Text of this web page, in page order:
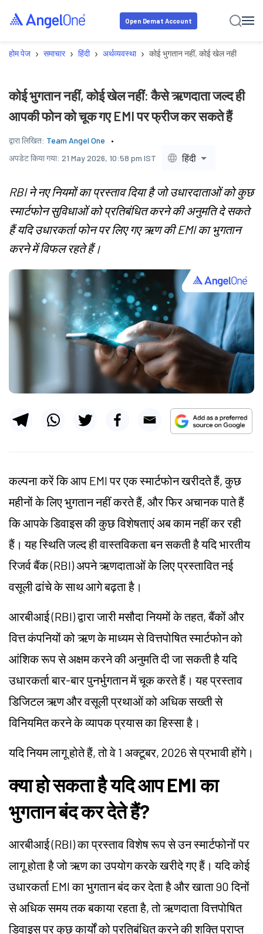
Open Demat Account
होम पेज › समाचार › हिंदी › अर्थव्यवस्था › कोई भुगतान नहीं, कोई खेल नहीं: कैसे
कोई भुगतान नहीं, कोई खेल नहीं: कैसे ऋणदाता जल्द ही
आपकी फोन को चूक गए EMI पर फ्रीज कर सकते हैं
द्वारा लिखित: Team Angel One
अपडेट किया गया: 21 May 2026, 10:58 pm IST हिंदी
RBI ने नए नियमों का प्रस्ताव दिया है जो उधारदाताओं को कुछ
स्मार्टफोन सुविधाओं को प्रतिबंधित करने की अनुमति दे सकते
हैं यदि उधारकर्ता फोन पर लिए गए ऋण की EMI का भुगतान
करने में विफल रहते हैं।
कल्पना करें कि आप EMI पर एक स्मार्टफोन खरीदते हैं, कुछ
महीनों के लिए भुगतान नहीं करते हैं, और फिर अचानक पाते हैं
कि आपके डिवाइस की कुछ विशेषताएं अब काम नहीं कर रही
हैं। यह स्थिति जल्द ही वास्तविकता बन सकती है यदि भारतीय
रिजर्व बैंक (RBI) अपने ऋणदाताओं के लिए प्रस्तावित नई
वसूली ढांचे के साथ आगे बढ़ता है।
आरबीआई (RBI) द्वारा जारी मसौदा नियमों के तहत, बैंकों और
वित्त कंपनियों को ऋण के माध्यम से वित्तपोषित स्मार्टफोन को
आंशिक रूप से अक्षम करने की अनुमति दी जा सकती है यदि
उधारकर्ता बार-बार पुनर्भुगतान में चूक करते हैं। यह प्रस्ताव
डिजिटल ऋण और वसूली प्रथाओं को अधिक सख्ती से
विनियमित करने के व्यापक प्रयास का हिस्सा है।
यदि नियम लागू होते हैं, तो वे 1 अक्टूबर, 2026 से प्रभावी होंगे।
क्या हो सकता है यदि आप EMI का
भुगतान बंद कर देते हैं?
आरबीआई (RBI) का प्रस्ताव विशेष रूप से उन स्मार्टफोनों पर
लागू होता है जो ऋण का उपयोग करके खरीदे गए हैं। यदि कोई
उधारकर्ता EMI का भुगतान बंद कर देता है और खाता 90 दिनों
से अधिक समय तक बकाया रहता है, तो ऋणदाता वित्तपोषित
डिवाइस पर कुछ कार्यों को प्रतिबंधित करने की शक्ति प्राप्त